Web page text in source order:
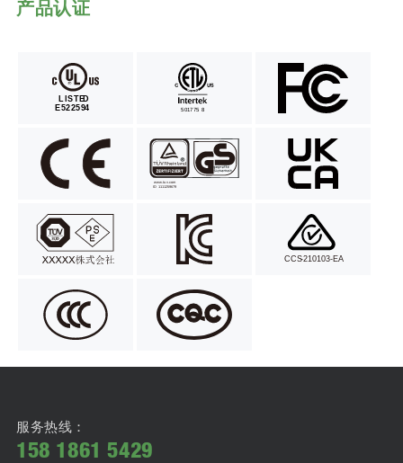
产品认证
服务热线：
158 1861 5429